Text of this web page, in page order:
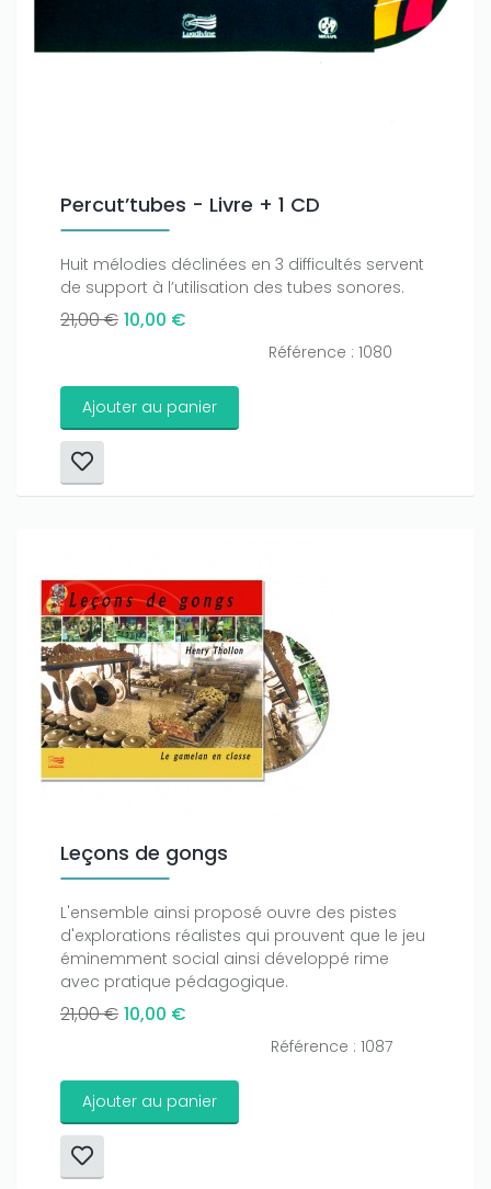
Percut’tubes - Livre + 1 CD
Huit mélodies déclinées en 3 difficultés servent
de support à l’utilisation des tubes sonores.
21,00 € 10,00 €
Référence : 1080
Ajouter au panier
Leçons de gongs
L'ensemble ainsi proposé ouvre des pistes
d'explorations réalistes qui prouvent que le jeu
éminemment social ainsi développé rime
avec pratique pédagogique.
21,00 € 10,00 €
Référence : 1087
Ajouter au panier